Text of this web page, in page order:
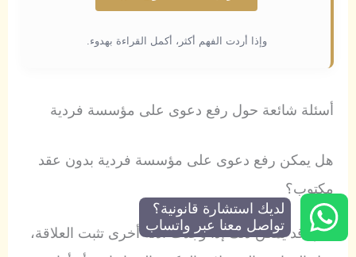
وإذا أردت الفهم أكثر، أكمل القراءة بهدوء.
أسئلة شائعة حول رفع دعوى على مؤسسة فردية
هل يمكن رفع دعوى على مؤسسة فردية بدون عقد
مكتوب؟
نعم، قد يمكن ذلك إذا وجدت أدلة أخرى تثبت العلاقة،
لديك استشارة قانونية؟
تواصل معنا عبر واتساب